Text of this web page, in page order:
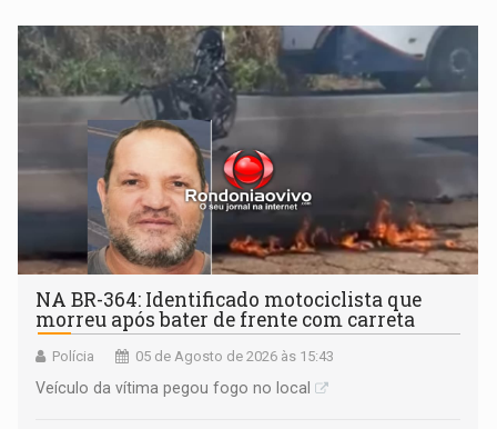
NA BR-364: Identificado motociclista que
morreu após bater de frente com carreta
Polícia 05 de Agosto de 2026 às 15:43
Veículo da vítima pegou fogo no local